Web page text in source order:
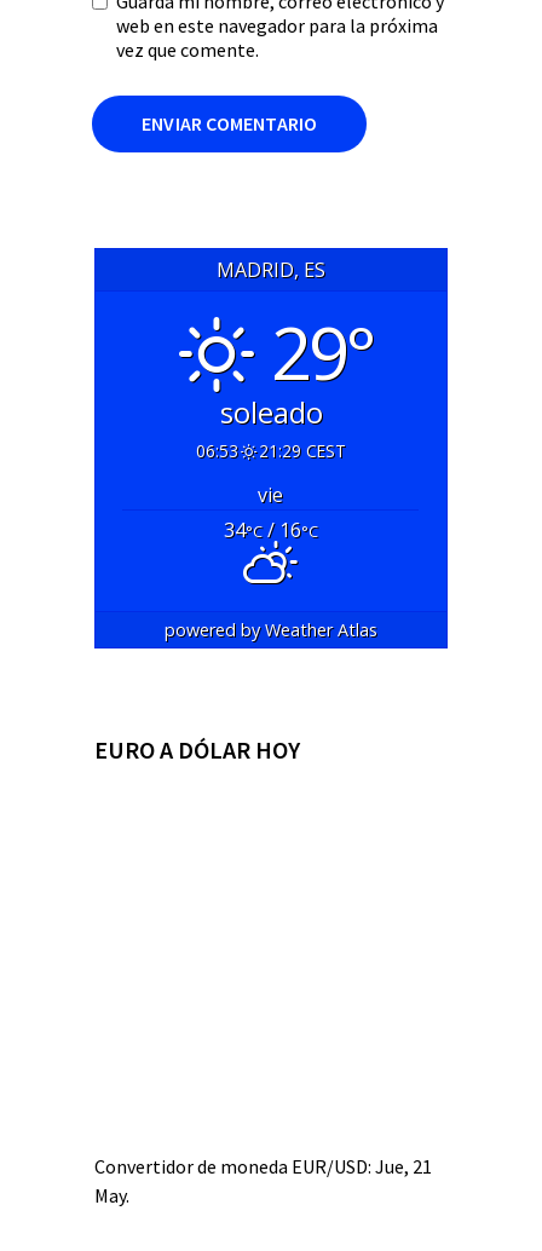
web en este navegador para la próxima
vez que comente.
MADRID, ES
29°
soleado
06:53 21:29 CEST
vie
34°C/ 16°C
powered byWeather Atlas
EURO A DÓLAR HOY
Convertidor de moneda EUR/USD: Jue, 21
May.